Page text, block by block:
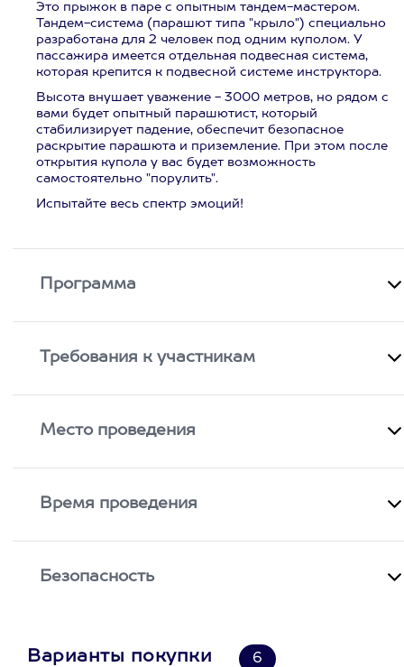
Это прыжок в паре с опытным тандем-мастером.
Тандем-система (парашют типа "крыло") специально
разработана для 2 человек под одним куполом. У
пассажира имеется отдельная подвесная система,
которая крепится к подвесной системе инструктора.
Высота внушает уважение - 3000 метров, но рядом с
вами будет опытный парашютист, который
стабилизирует падение, обеспечит безопасное
раскрытие парашюта и приземление. При этом после
открытия купола у вас будет возможность
самостоятельно "порулить".
Испытайте весь спектр эмоций!
Программа
Требования к участникам
Место проведения
Время проведения
Безопасность
Варианты покупки 6